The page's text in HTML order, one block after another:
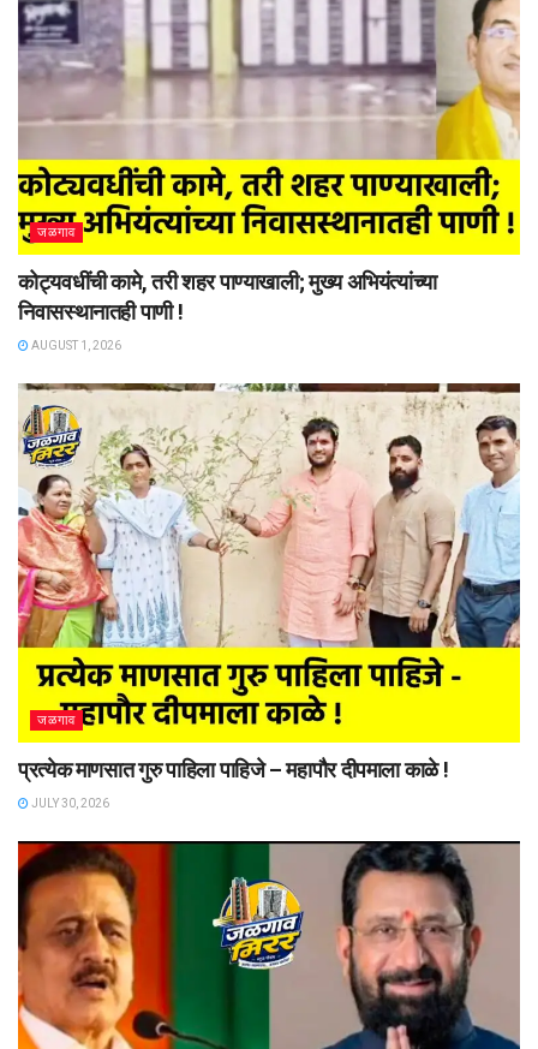
जळगाव
कोट्यवधींची कामे, तरी शहर पाण्याखाली; मुख्य अभियंत्यांच्या
निवासस्थानातही पाणी !
AUGUST 1, 2026
जळगाव
प्रत्येक माणसात गुरु पाहिला पाहिजे – महापौर दीपमाला काळे !
JULY 30, 2026